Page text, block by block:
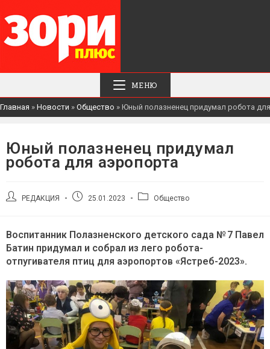
МЕНЮ
Главная » Новости » Общество » Юный полазненец придумал робота
Юный полазненец придумал
робота для аэропорта
АвторРЕДАКЦИЯ
Запись25.01.2023
РубрикаОбщество
Воспитанник Полазненского детского сада № 7 Павел
Батин придумал и собрал из лего робота-
отпугивателя птиц для аэропортов «Ястреб-2023».